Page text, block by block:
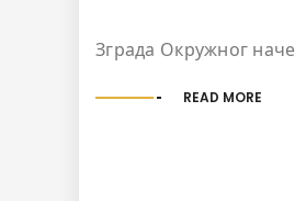
Зграда Окружног
READ MORE